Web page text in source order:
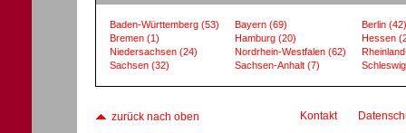
Baden-Württemberg (53) Bayern (69) Berlin (42)
Bremen (1) Hamburg (20) Hessen
Niedersachsen (24) Nordrhein-Westfalen (62)
Sachsen (32) Sachsen-Anhalt (7)
zurück nach oben Kontakt